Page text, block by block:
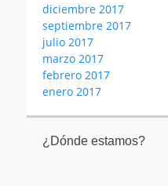
diciembre 2017
septiembre 2017
julio 2017
marzo 2017
febrero 2017
enero 2017
¿Dónde estamos?